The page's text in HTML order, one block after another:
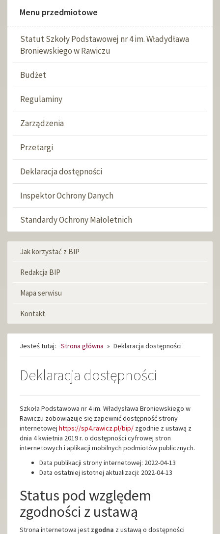
Menu przedmiotowe
Statut Szkoły Podstawowej nr 4 im. Władydława
Broniewskiego w Rawiczu
Budżet
Regulaminy
Zarządzenia
Przetargi
Deklaracja dostępności
Inspektor Ochrony Danych
Standardy Ochrony Małoletnich
Menu
Jak korzystać z BIP
Redakcja BIP
Mapa serwisu
Kontakt
Jesteś tutaj: Strona główna » Deklaracja dostępności
Deklaracja dostępności
Szkoła Podstawowa nr 4 im. Władysława Broniewskiego w
Rawiczu zobowiązuje się zapewnić dostępność strony
internetowej https://sp4.rawicz.pl/bip/ zgodnie z ustawą z
dnia 4 kwietnia 2019 r. o dostępności cyfrowej stron
internetowych i aplikacji mobilnych podmiotów publicznych.
Data publikacji strony internetowej: 2022-04-13
Data ostatniej istotnej aktualizacji: 2022-04-13
Status pod względem
zgodności z ustawą
Strona internetowa jest zgodna z ustawą o dostępności